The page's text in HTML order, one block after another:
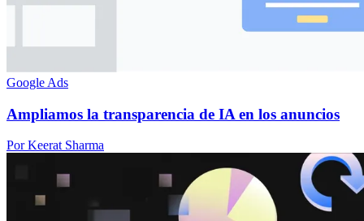
Google Ads
Ampliamos la transparencia de IA en los anuncios
Por Keerat Sharma